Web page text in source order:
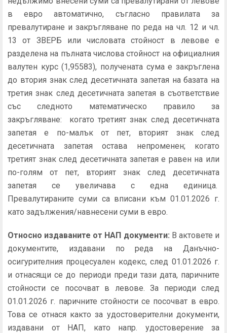
в евро автоматично, съгласно правилата за
превалутиране и закръгляване по реда на чл. 12 и чл.
13 от ЗВЕРБ или числовата стойност в левове е
разделена на пълната числова стойност на официалния
валутен курс (1,95583), получената сума е закръглена
до втория знак след десетичната запетая на базата на
третия знак след десетичната запетая в съответствие
със следното математическо правило за
закръгляване: когато третият знак след десетичната
запетая е по-малък от пет, вторият знак след
десетичната запетая остава непроменен; когато
третият знак след десетичната запетая е равен на или
по-голям от пет, вторият знак след десетичната
запетая се увеличава с една единица.
Превалутираните суми са вписани към 01.01.2026 г.
като задължения/навнесени суми в евро.
Относно издаваните от НАП документи: В актовете и
документите, издавани по реда на Данъчно-
осигурителния процесуален кодекс, след 01.01.2026 г.
и отнасящи се до периоди преди тази дата, паричните
стойности се посочват в левове. За периоди след
01.01.2026 г. паричните стойности се посочват в евро.
Това се отнася както за удостоверителни документи,
издавани от НАП, като напр. удостоверение за